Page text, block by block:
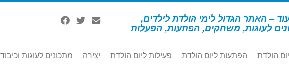
– האתר הגדול לימי הולדת לילדים,
לעוגות, משחקים, הפתעות, הפעלות
הולדת הפתעות ליום הולדת פעילות ליום הולדת יצירה
מתכונים לעוגות וכיבוד